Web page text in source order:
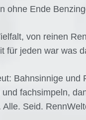
ohne Ende
von reinen
für jeden war was
Bahnsinnige
fachsimpeln,
Seid.